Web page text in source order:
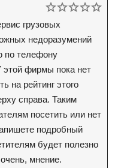
грузовых
недоразумений
по телефону
этой фирмы пока нет
на рейтинг этого
справа. Таким
посетить или нет
подробный
будет полезно
мнение.